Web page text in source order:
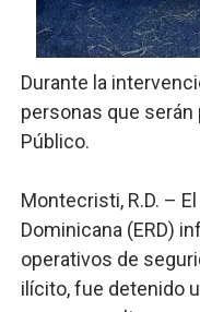
Trabajadores de la
Ministerio de
Más de 180
Banco Popular
Durante la
personas que
Público.
Montecristi, R.D. –
Dominicana (ERD)
operativos de
ilícito, fue detenido